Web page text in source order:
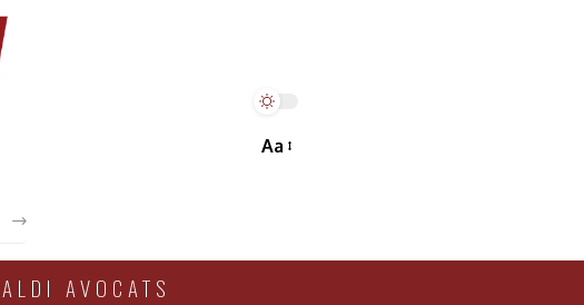
Aa
AVOCATS